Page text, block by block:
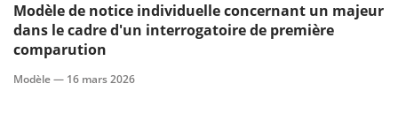
Modèle de notice individuelle concernant un majeur
dans le cadre d'un interrogatoire de première
comparution
Modèle — 16 mars 2026